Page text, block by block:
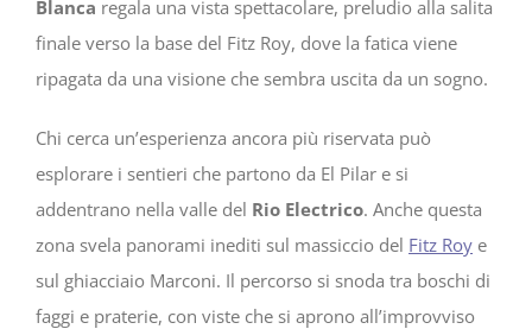
Blanca regala una vista spettacolare, preludio alla salita
finale verso la base del Fitz Roy, dove la fatica viene
ripagata da una visione che sembra uscita da un sogno.
Chi cerca un’esperienza ancora più riservata può
esplorare i sentieri che partono da El Pilar e si
addentrano nella valle del Rio Electrico. Anche questa
zona svela panorami inediti sul massiccio del Fitz Roy e
sul ghiacciaio Marconi. Il percorso si snoda tra boschi di
faggi e praterie, con viste che si aprono all’improvviso